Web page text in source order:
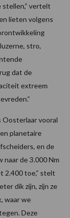
vertelt
lieten volgens
stro,
dat de
extreem
vooral
planetaire
en de
naar de 3.000 Nm
2.400 toe,” stelt
dik zijn, zijn ze
waar we
Deze